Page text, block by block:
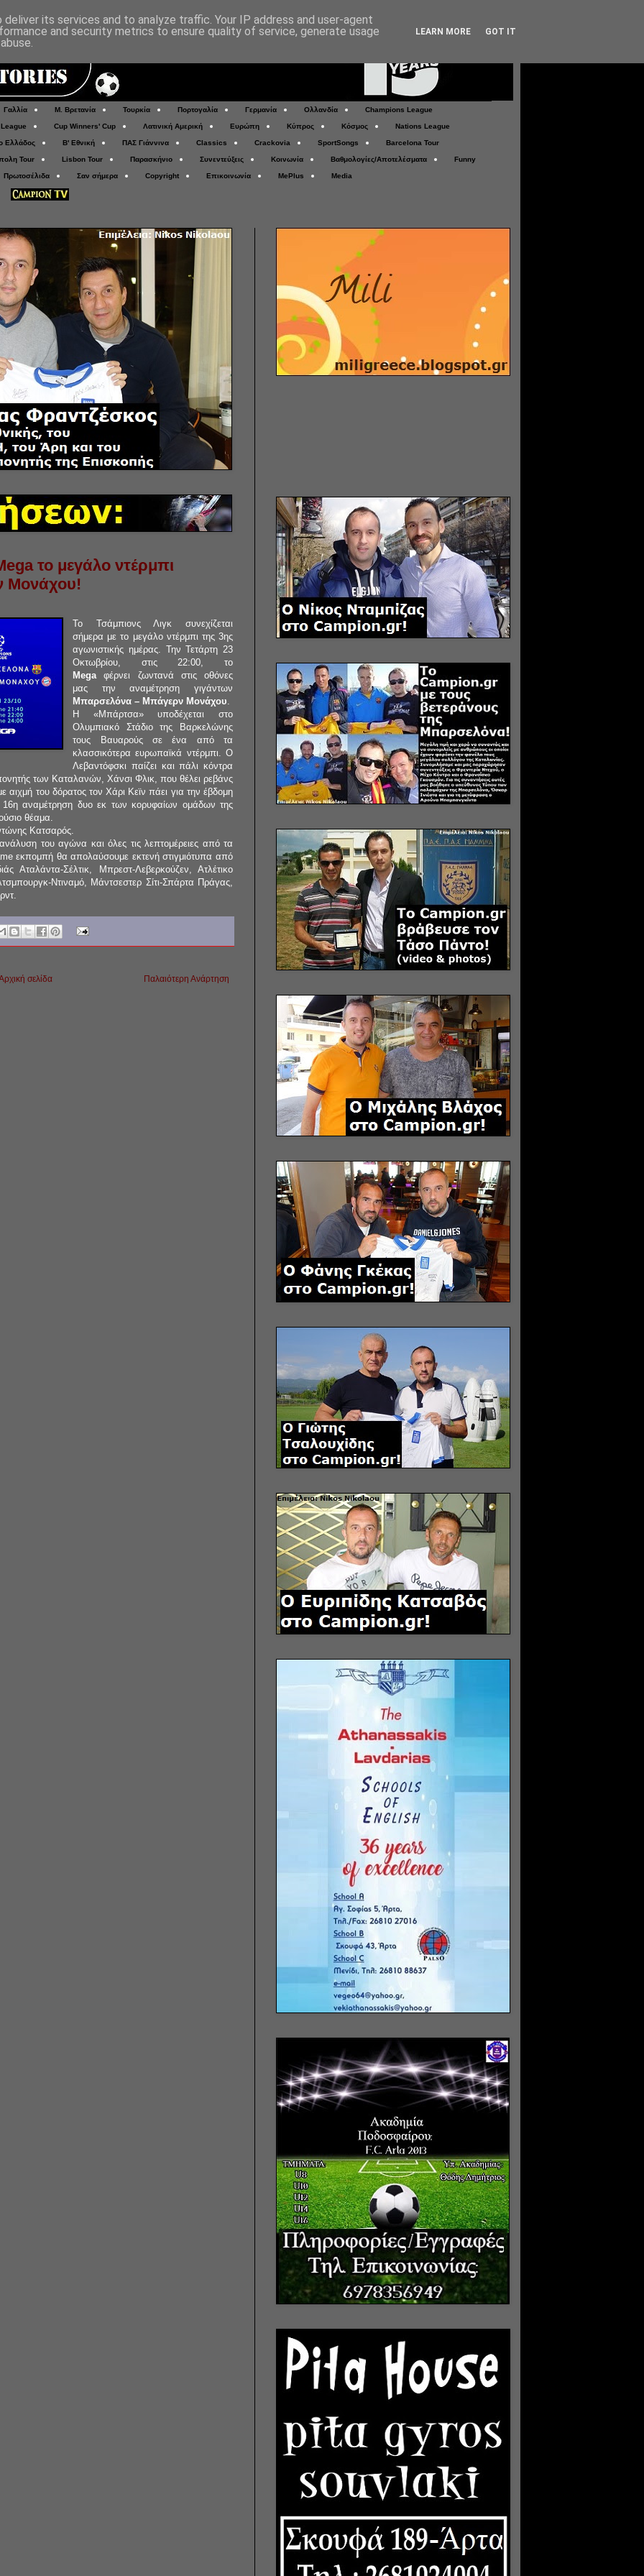
Γαλλία Μ. Βρετανία Τουρκία Πορτογαλία Γερμανία Ολλανδία Champions League
Cup Winners' Cup Λατινική Αμερική Ευρώπη Κύπρος Κόσμος Nations League
Ελλάδος Β' Εθνική ΠΑΣ Γιάννινα Classics Crackovia SportSongs Barcelona Tour
Tour Lisbon Tour Παρασκήνιο Συνεντεύξεις Κοινωνία Βαθμολογίες/Αποτελέσματα Funny
Πρωτοσέλιδα Σαν σήμερα Copyright Επικοινωνία MePlus Media
το μεγάλο ντέρμπι
Μονάχου!
Το Τσάμπιονς Λιγκ συνεχίζεται
σήμερα με το μεγάλο ντέρμπι της 3ης
αγωνιστικής ημέρας. Την Τετάρτη 23
Οκτωβρίου, στις 22:00, το
Megaφέρνει ζωντανά στις οθόνες
μας την αναμέτρηση γιγάντων
Μπαρσελόνα – Μπάγερν Μονάχου.
Η «Μπάρτσα» υποδέχεται στο
Ολυμπιακό Στάδιο της Βαρκελώνης
τους Βαυαρούς σε ένα από τα
κλασσικότερα ευρωπαϊκά ντέρμπι. Ο
Λεβαντόφσκι παίζει και πάλι κόντρα
των Καταλανών, Χάνσι Φλικ, που θέλει ρεβάνς
του δόρατος τον Χάρι Κεϊν πάει για την έβδομη
αναμέτρηση δυο εκ των κορυφαίων ομάδων της
θέαμα.
Κατσαρός.
του αγώνα και όλες τις λεπτομέρειες από τα
εκπομπή θα απολαύσουμε εκτενή στιγμιότυπα από
Αταλάντα-Σέλτικ, Μπρεστ-Λεβερκούζεν, Ατλέτικο
Ντιναμό, Μάντσεστερ Σίτι-Σπάρτα Πράγας,
Παλαιότερη Ανάρτηση
σελίδα
its services and to analyze traffic. Your IP address and user-agent
and security metrics to ensure quality of service, generate usage
LEARN MORE GOT IT